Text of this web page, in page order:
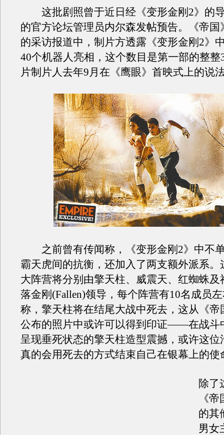
这批剧照曾于近日经《变形金刚2》的导
的官方论坛管理员内尔森发帖预告。《帝国
的采访报道中，制片方透露《变形金刚2》
40个机器人亮相，这个数目是第一部的整整
片制片人去年9月在《鹰眼》首映式上的说
之前曾有传闻称，《变形金刚2》中不
霸天虎间的抗衡，还加入了两支额外派系。
大阵营将分别由擎天柱、威震天、红蜘蛛及
落金刚(Fallen)领导，每个阵营有10名成员
称，擎天柱将在结尾大战中死去，这从《帝
公布的照片中或许可以得到印证——在战斗
呈现垂死状态的擎天柱造型震撼，或许这位
真的会用死去的方式结束自己在银幕上的使
除了
《
的其
男女